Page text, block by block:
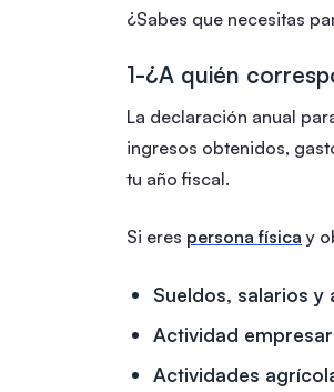
¿Sabes que necesitas
1-¿A quién
La declaración anual
ingresos obtenidos,
tu año fiscal.
Si eres persona física y
Sueldos, salarios y
Actividad
Actividades